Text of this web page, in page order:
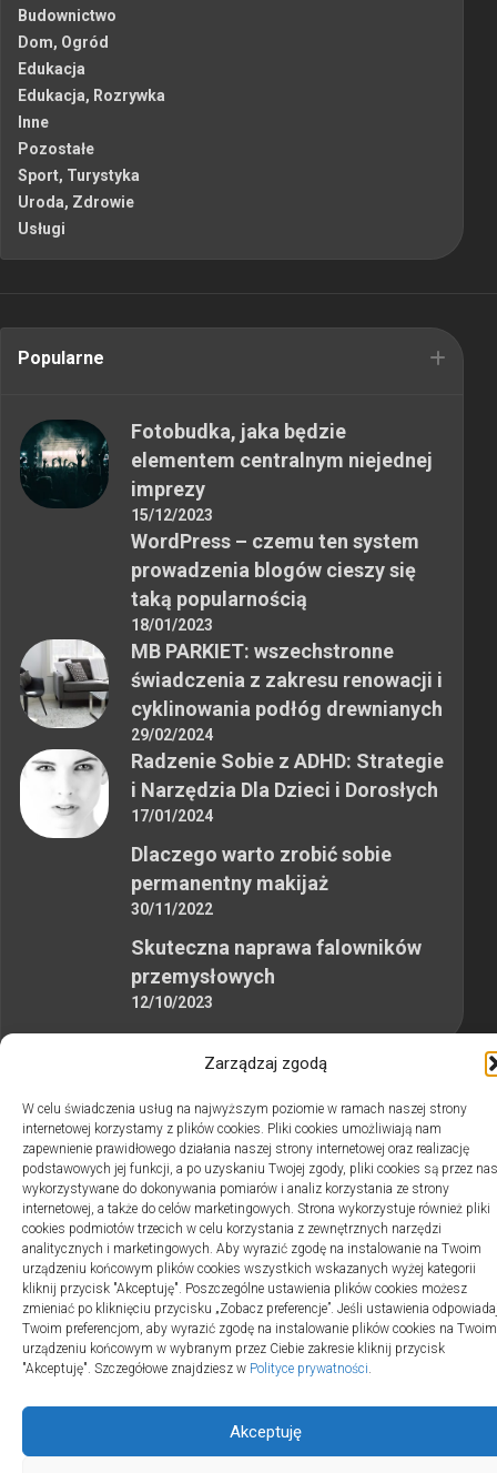
Zarządzaj zgodą
W celu świadczenia usług na najwyższym poziomie w ramach naszej strony
internetowej korzystamy z plików cookies. Pliki cookies umożliwiają nam
zapewnienie prawidłowego działania naszej strony internetowej oraz realizację
podstawowych jej funkcji, a po uzyskaniu Twojej zgody, pliki cookies są przez nas
wykorzystywane do dokonywania pomiarów i analiz korzystania ze strony
internetowej, a także do celów marketingowych. Strona wykorzystuje również pliki
cookies podmiotów trzecich w celu korzystania z zewnętrznych narzędzi
analitycznych i marketingowych. Aby wyrazić zgodę na instalowanie na Twoim
urządzeniu końcowym plików cookies wszystkich wskazanych wyżej kategorii
kliknij przycisk "Akceptuję". Poszczególne ustawienia plików cookies możesz
zmieniać po kliknięciu przycisku „Zobacz preferencje”. Jeśli ustawienia
Twoim preferencjom, aby wyrazić zgodę na instalowanie plików cookies na Twoim
urządzeniu końcowym w wybranym przez Ciebie zakresie kliknij przycisk
"Akceptuję". Szczegółowe znajdziesz w Polityce prywatności.
Akceptuję
Budownictwo
Dom, Ogród
Edukacja
Edukacja, Rozrywka
Inne
Pozostałe
Sport, Turystyka
Uroda, Zdrowie
Usługi
Popularne
Fotobudka, jaka będzie
elementem centralnym niejednej
imprezy
15/12/2023
WordPress – czemu ten system
prowadzenia blogów cieszy się
taką popularnością
18/01/2023
MB PARKIET: wszechstronne
świadczenia z zakresu renowacji i
cyklinowania podłóg drewnianych
29/02/2024
Radzenie Sobie z ADHD: Strategie
i Narzędzia Dla Dzieci i Dorosłych
17/01/2024
Dlaczego warto zrobić sobie
permanentny makijaż
30/11/2022
Skuteczna naprawa falowników
przemysłowych
12/10/2023
2swiaty.pl © 2026. Wszelkie prawa zastrzeżone.